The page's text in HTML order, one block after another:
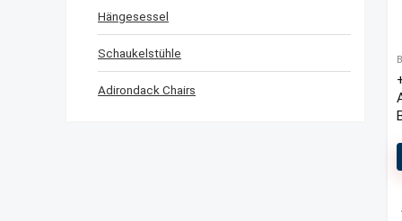
Hängesessel
Schaukelstühle
Adirondack Chairs